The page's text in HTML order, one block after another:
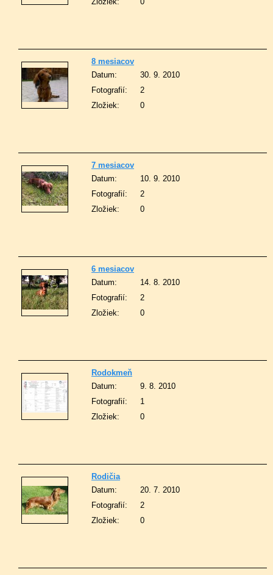
8 mesiacov
Datum:
30. 9. 2010
Fotografií:
2
Zložiek:
0
7 mesiacov
Datum:
10. 9. 2010
Fotografií:
2
Zložiek:
0
6 mesiacov
Datum:
14. 8. 2010
Fotografií:
2
Zložiek:
0
Rodokmeň
Datum:
9. 8. 2010
Fotografií:
1
Zložiek:
0
Rodičia
Datum:
20. 7. 2010
Fotografií:
2
Zložiek:
0